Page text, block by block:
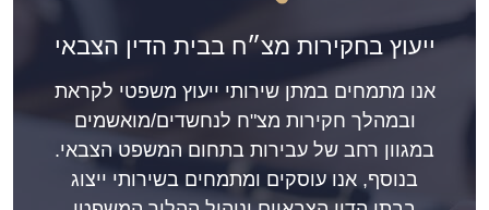
ייעוץ בחקירות מצ״ח בבית הדין הצבאי
אנו מתמחים במתן שירותי ייעוץ משפטי לקראת
ובמהלך חקירות מצ"ח לנחשדים/מואשמים
במגוון רחב של עבירות בתחום המשפט הצבאי.
בנוסף, אנו עוסקים ומתמחים בשירותי ייצוג